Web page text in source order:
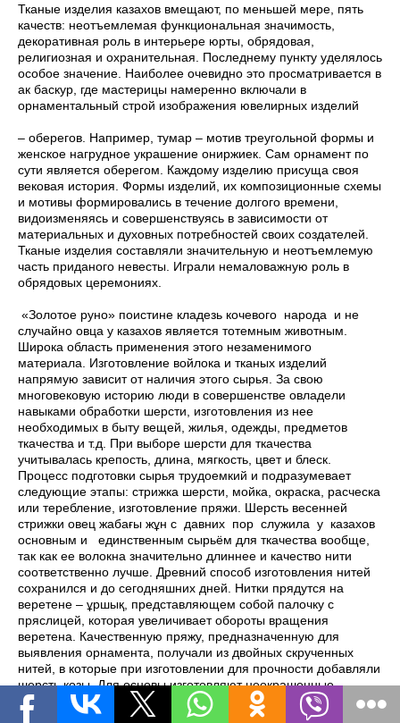
Тканые изделия казахов вмещают, по меньшей мере, пять
качеств: неотъемлемая функциональная значимость,
декоративная роль в интерьере юрты, обрядовая,
религиозная и охранительная. Последнему пункту уделялось
особое значение. Наиболее очевидно это просматривается в
ак баскур, где мастерицы намеренно включали в
орнаментальный строй изображения ювелирных изделий
– оберегов. Например, тумар – мотив треугольной формы и
женское нагрудное украшение ониржиек. Сам орнамент по
сути является оберегом. Каждому изделию присуща своя
вековая история. Формы изделий, их композиционные схемы
и мотивы формировались в течение долгого времени,
видоизменяясь и совершенствуясь в зависимости от
материальных и духовных потребностей своих создателей.
Тканые изделия составляли значительную и неотъемлемую
часть приданого невесты. Играли немаловажную роль в
обрядовых церемониях.
«Золотое руно» поистине кладезь кочевого народа и не
случайно овца у казахов является тотемным животным.
Широка область применения этого незаменимого
материала. Изготовление войлока и тканых изделий
напрямую зависит от наличия этого сырья. За свою
многовековую историю люди в совершенстве овладели
навыками обработки шерсти, изготовления из нее
необходимых в быту вещей, жилья, одежды, предметов
ткачества и т.д. При выборе шерсти для ткачества
учитывалась крепость, длина, мягкость, цвет и блеск.
Процесс подготовки сырья трудоемкий и подразумевает
следующие этапы: стрижка шерсти, мойка, окраска, расческа
или теребление, изготовление пряжи. Шерсть весенней
стрижки овец жабағы жұн с давних пор служила у казахов
основным и единственным сырьём для ткачества вообще,
так как ее волокна значительно длиннее и качество нити
соответственно лучше. Древний способ изготовления нитей
сохранился и до сегодняшних дней. Нитки прядутся на
веретене – ұршық, представляющем собой палочку с
пряслицей, которая увеличивает обороты вращения
веретена. Качественную пряжу, предназначенную для
выявления орнамента, получали из двойных скрученных
нитей, в которые при изготовлении для прочности добавляли
шерсть козы. Для основы изготовляют неокрашенные
суровые нити, отличающиеся большой прочностью. На
изготовление шерстяной нити длиной около 20 метров